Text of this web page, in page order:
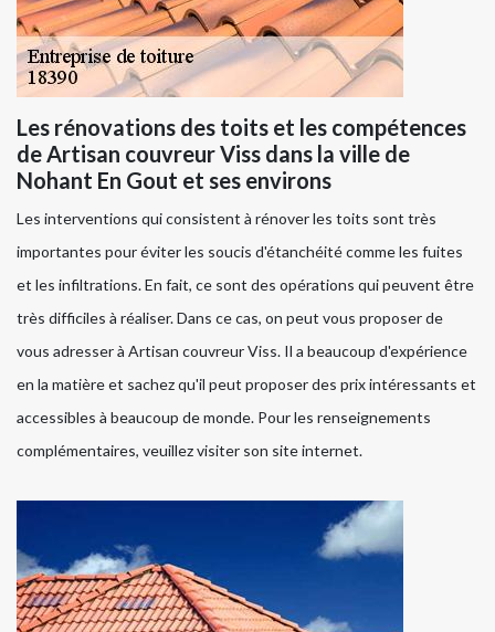
Les rénovations des toits et les compétences
de Artisan couvreur Viss dans la ville de
Nohant En Gout et ses environs
Les interventions qui consistent à rénover les toits sont très
importantes pour éviter les soucis d'étanchéité comme les fuites
et les infiltrations. En fait, ce sont des opérations qui peuvent être
très difficiles à réaliser. Dans ce cas, on peut vous proposer de
vous adresser à Artisan couvreur Viss. Il a beaucoup d'expérience
en la matière et sachez qu'il peut proposer des prix intéressants et
accessibles à beaucoup de monde. Pour les renseignements
complémentaires, veuillez visiter son site internet.